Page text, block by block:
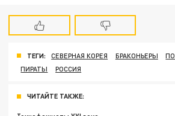
ТЕГИ: СЕВЕРНАЯ КОРЕЯ БРАКОНЬЕРЫ
ПИРАТЫ
РОССИЯ
ЧИТАЙТЕ ТАКЖЕ: